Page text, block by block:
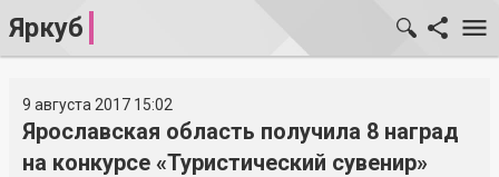
Яркуб
9 августа 2017 15:02
Ярославская область получила 8 наград
на конкурсе «Туристический сувенир»